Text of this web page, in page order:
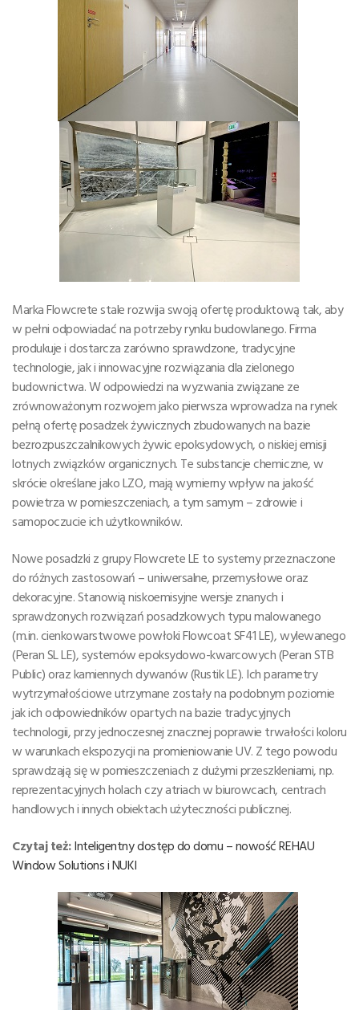
Marka Flowcrete stale rozwija swoją ofertę produktową tak, aby
w pełni odpowiadać na potrzeby rynku budowlanego. Firma
produkuje i dostarcza zarówno sprawdzone, tradycyjne
technologie, jak i innowacyjne rozwiązania dla zielonego
budownictwa. W odpowiedzi na wyzwania związane ze
zrównoważonym rozwojem jako pierwsza wprowadza na rynek
pełną ofertę posadzek żywicznych zbudowanych na bazie
bezrozpuszczalnikowych żywic epoksydowych, o niskiej emisji
lotnych związków organicznych. Te substancje chemiczne, w
skrócie określane jako LZO, mają wymierny wpływ na jakość
powietrza w pomieszczeniach, a tym samym – zdrowie i
samopoczucie ich użytkowników.
Nowe posadzki z grupy Flowcrete LE to systemy przeznaczone
do różnych zastosowań – uniwersalne, przemysłowe oraz
dekoracyjne. Stanowią niskoemisyjne wersje znanych i
sprawdzonych rozwiązań posadzkowych typu malowanego
(m.in. cienkowarstwowe powłoki Flowcoat SF41 LE), wylewanego
(Peran SL LE), systemów epoksydowo-kwarcowych (Peran STB
Public) oraz kamiennych dywanów (Rustik LE). Ich parametry
wytrzymałościowe utrzymane zostały na podobnym poziomie
jak ich odpowiedników opartych na bazie tradycyjnych
technologii, przy jednoczesnej znacznej poprawie trwałości koloru
w warunkach ekspozycji na promieniowanie UV. Z tego powodu
sprawdzają się w pomieszczeniach z dużymi przeszkleniami, np.
reprezentacyjnych holach czy atriach w biurowcach, centrach
handlowych i innych obiektach użyteczności publicznej.
Czytaj też:Inteligentny dostęp do domu – nowość REHAU
Window Solutions i NUKI